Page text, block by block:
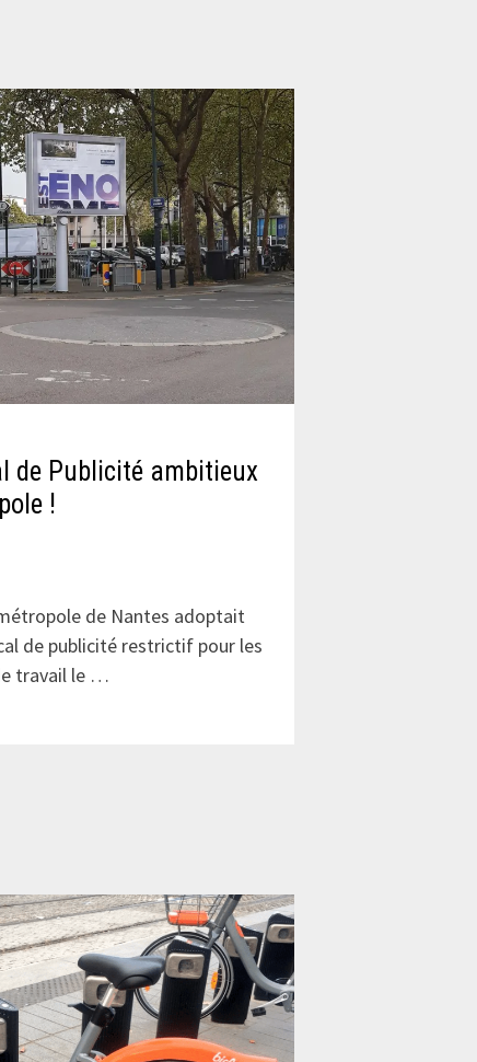
de Publicité ambitieux
!
de Nantes adoptait
de publicité restrictif pour les
travail le …